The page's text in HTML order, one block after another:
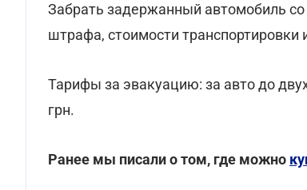
Забрать задержанный автомобиль
штрафа, стоимости транспортировки
Тарифы за эвакуацию: за авто до
грн.
Ранее мы писали о том, где можно